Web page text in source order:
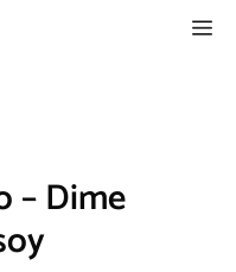
– Dime